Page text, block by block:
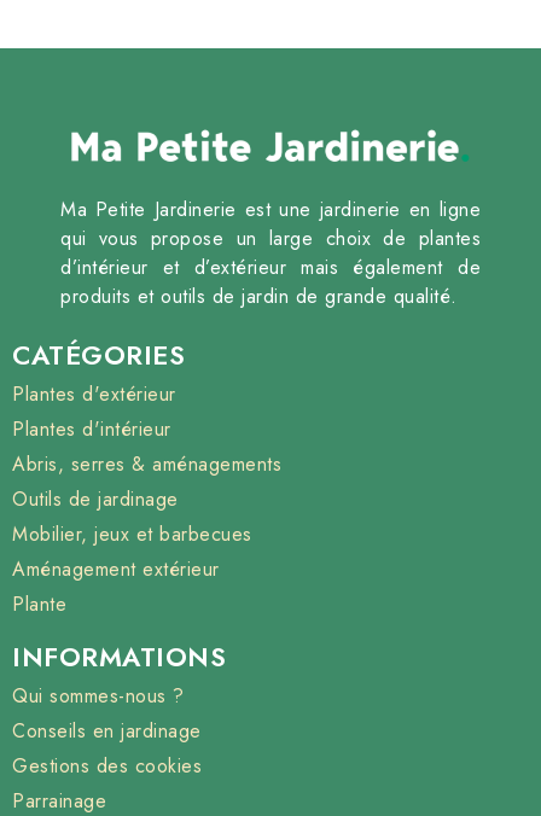
Ma Petite Jardinerie est une jardinerie en ligne
qui vous propose un large choix de plantes
d’intérieur et d’extérieur mais également de
produits et outils de jardin de grande qualité.
CATÉGORIES
Plantes d'extérieur
Plantes d'intérieur
Abris, serres & aménagements
Outils de jardinage
Mobilier, jeux et barbecues
Aménagement extérieur
Plante
INFORMATIONS
Qui sommes-nous ?
Conseils en jardinage
Gestions des cookies
Parrainage